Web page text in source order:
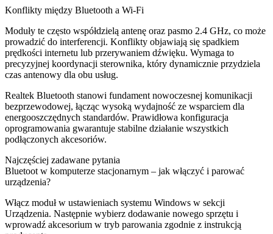
Konflikty między Bluetooth a Wi-Fi
Moduły te często współdzielą antenę oraz pasmo 2.4 GHz, co może
prowadzić do interferencji. Konflikty objawiają się spadkiem
prędkości internetu lub przerywaniem dźwięku. Wymaga to
precyzyjnej koordynacji sterownika, który dynamicznie przydziela
czas antenowy dla obu usług.
Realtek Bluetooth stanowi fundament nowoczesnej komunikacji
bezprzewodowej, łącząc wysoką wydajność ze wsparciem dla
energooszczędnych standardów. Prawidłowa konfiguracja
oprogramowania gwarantuje stabilne działanie wszystkich
podłączonych akcesoriów.
Najczęściej zadawane pytania
Bluetoot w komputerze stacjonarnym – jak włączyć i parować
urządzenia?
Włącz moduł w ustawieniach systemu Windows w sekcji
Urządzenia. Następnie wybierz dodawanie nowego sprzętu i
wprowadź akcesorium w tryb parowania zgodnie z instrukcją